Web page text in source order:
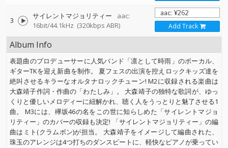
3 サイレントマジョリティー
aac:
16bit/44.1kHz (320kbps ABR) Add Track
Album Info
表題曲のプロデューサーに人気バンド「凛として時雨」のボーカル、
ギターTKを迎え新曲を制作。 夏フェスの出演を控えロックキッズ達を
絶叫させるキラーなオルタナロックチューン! M2に収録される楽曲は
大森靖子作詞・作曲の「わたしみ」。 大森靖子の独特な歌詞が、ゆっ
くりと優しいメロディーに紐解かれ、聴く人をうっとりと魅了させる1
曲。 M3には、欅坂46の名をこの世に知らしめた「サイレントマジョ
リティー」のカバーの収録も決定! 「サイレントマジョリティー」の編
曲はミト(クラムボン)が担当。 大森靖子をイメージして編曲された、
珠玉のアレンジは4つ打ちのダンスビートに、軽快なピアノが乗ってい